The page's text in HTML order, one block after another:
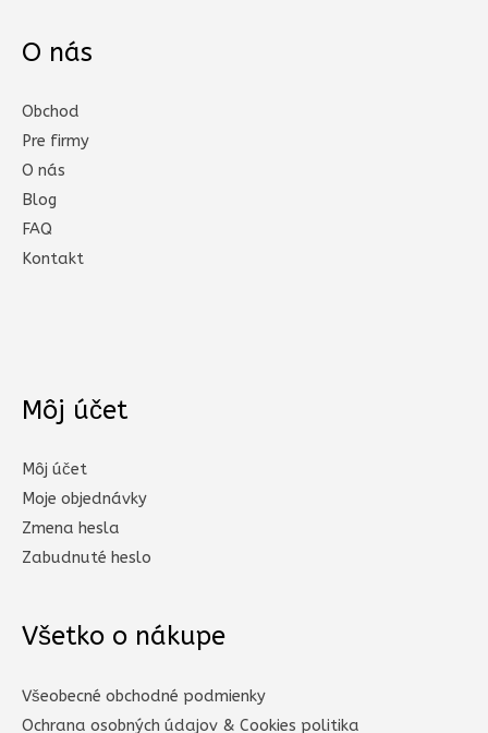
O nás
Obchod
Pre firmy
O nás
Blog
FAQ
Kontakt
Môj účet
Môj účet
Moje objednávky
Zmena hesla
Zabudnuté heslo
Všetko o nákupe
Všeobecné obchodné podmienky
Ochrana osobných údajov & Cookies politika